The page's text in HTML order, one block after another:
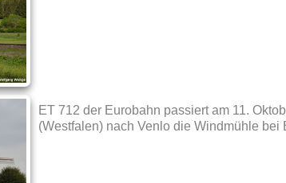
ET 712 der Eurobahn passiert am 11.
(Westfalen) nach Venlo die Windmühle bei